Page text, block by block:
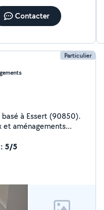
Contacter
Particulier
basé à Essert (90850).
et aménagements
5/5